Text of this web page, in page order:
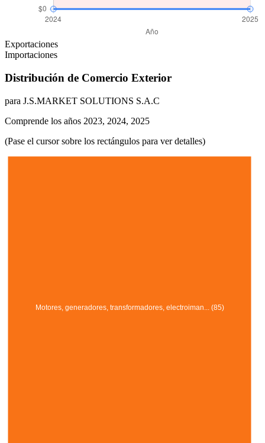
Exportaciones
Importaciones
Distribución de Comercio Exterior
para J.S.MARKET SOLUTIONS S.A.C
Comprende los años 2023, 2024, 2025
(Pase el cursor sobre los rectángulos para ver detalles)
Motores, generadores, transformadores, electroiman... (85)